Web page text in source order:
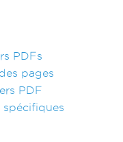
PDFs
pages
PDF
spécifiques